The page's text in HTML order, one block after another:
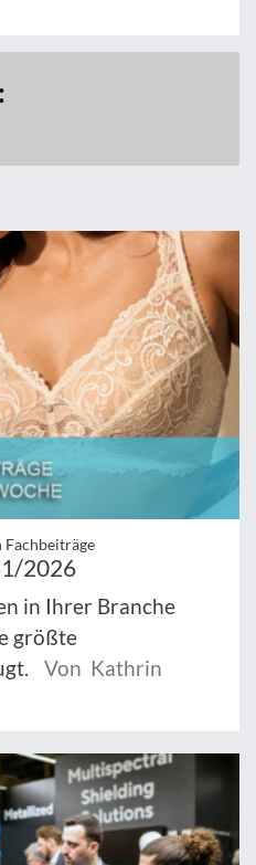
Fachbeiträge
2026
in Ihrer Branche
größte
Von Kathrin